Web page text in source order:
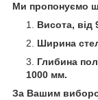
Ми пропонуємо
Висота, від
Ширина
Глибина
1000 мм.
За Вашим